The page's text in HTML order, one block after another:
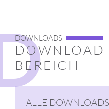
DOWNLOADS
DOWNLOAD
BEREICH
ALLE DOWNLOADS